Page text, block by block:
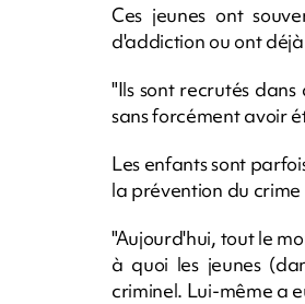
Ces jeunes ont
d'addiction ou ont
"Ils sont recrutés
sans forcément avoir
Les enfants sont
la prévention du crime
"Aujourd'hui, tout le
à quoi les jeunes
criminel. Lui-même a